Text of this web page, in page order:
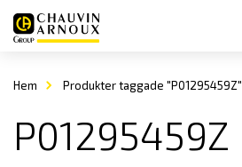
Hem Produkter taggade "P01295459Z"
P01295459Z